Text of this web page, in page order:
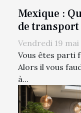
Mexique :
de
Vendredi 19 mai
Vous êtes parti
Alors il vous
à...